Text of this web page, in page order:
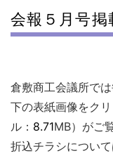
会報５月号掲
倉敷商工会議所で
下の表紙画像をク
ル： 8.71MB）がご
折込チラシについ